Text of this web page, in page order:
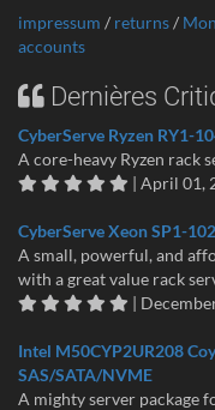
impressum / returns/
accounts
Dernières
CyberServe Ryzen RY1-
A core-heavy Ryzen rack
| April 01,
CyberServe Xeon SP1-
A small, powerful, and
with a great value rack
|
Intel M50CYP2UR208
SAS/SATA/NVME
A mighty server package